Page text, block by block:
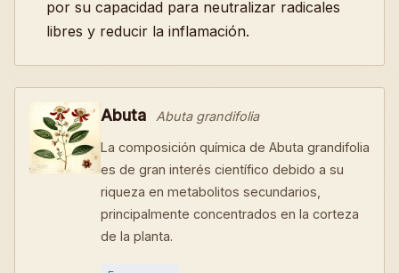
por su capacidad para neutralizar radicales
libres y reducir la inflamación.
Abuta Abuta grandifolia
La composición química de Abuta grandifolia
es de gran interés científico debido a su
riqueza en metabolitos secundarios,
principalmente concentrados en la corteza
de la planta.